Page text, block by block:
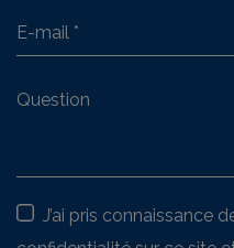
J’ai pris connaissance